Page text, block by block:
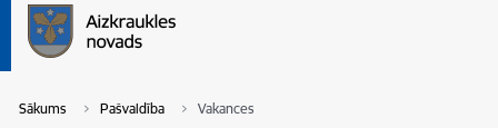
Sākums Pašvaldība Vakances